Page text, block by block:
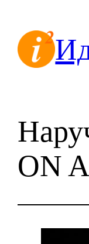
содержимому
ON